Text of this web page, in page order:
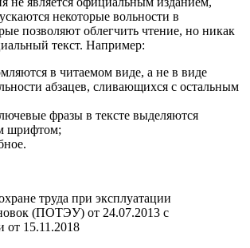
некоторые вольности в
позволяют облегчить чтение, но никак
текст. Например:
в читаемом виде, а не в виде
абзацев, сливающихся с остальным
фразы в тексте выделяются
шрифтом;
труда при эксплуатации
(ПОТЭУ) от 24.07.2013 с
от 15.11.2018